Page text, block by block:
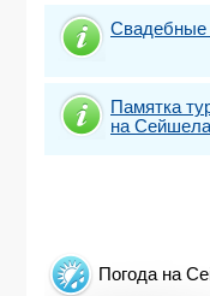
Свадебные
Памятка
на
Погода на